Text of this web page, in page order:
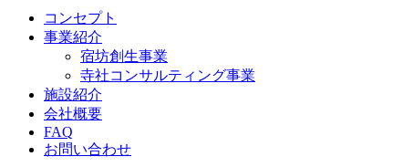
コンセプト
事業紹介
宿坊創生事業
寺社コンサルティング事業
施設紹介
会社概要
FAQ
お問い合わせ